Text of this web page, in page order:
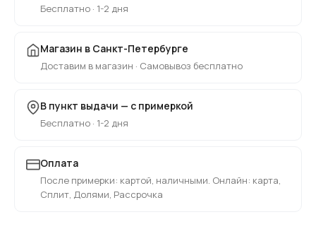
Бесплатно · 1-2 дня
Магазин в Санкт-Петербурге
Доставим в магазин · Самовывоз бесплатно
В пункт выдачи — с примеркой
Бесплатно · 1-2 дня
Оплата
После примерки: картой, наличными. Онлайн: карта,
Сплит, Долями, Рассрочка